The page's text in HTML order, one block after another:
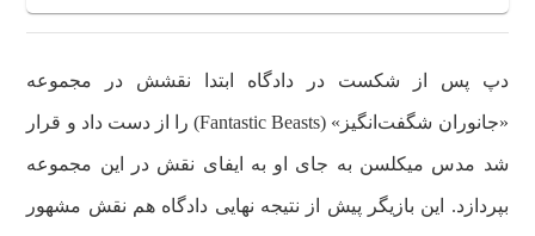
دپ پس از شکست در دادگاه ابتدا نقشش در مجموعه
«جانوران شگفت‌انگیز» (Fantastic Beasts) را از دست داد و قرار
شد مدس میکلسن به جای او به ایفای نقش در این مجموعه
بپردازد. این بازیگر پیش از نتیجه نهایی دادگاه هم نقش مشهور